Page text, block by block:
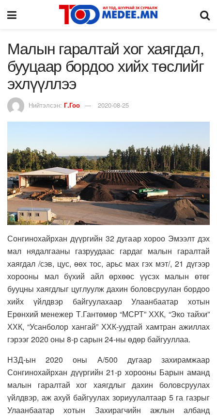
Малын гаралтай хог хаягдал,
бууцаар бордоо хийх төслийг
эхлүүллээ
Нийтэлсэн: Г.Гоо 2020-08-25
Сонгинохайрхан дүүргийн 32 дугаар хороо Эмээлт дэх
мал нядалгааны газруудаас гардаг малын гаралтай
хаягдал /сэв, цус, өөх тос, арьс мах гэх мэт/, 21 дүгээр
хорооны мал бүхий айл өрхөөс үүсэх малын өтөг
бууцны хаягдлыг цуглуулж дахин боловсруулан бордоо
хийх үйлдвэр байгуулахаар Улаанбаатар хотын
Ерөнхий менежер Т.Гантөмөр “МСРТ” ХХК, “Эко тайхи”
ХХК, “Усанболор хангай” ХХК-уудтай хамтран ажиллах
гэрээг 2020 оны 8-р сарын 24-ны өдөр байгууллаа.
НЗД-ын 2020 оны А/500 дугаар захирамжаар
Сонгинохайрхан дүүргийн 21-р хорооны Барын аманд
малын гаралтай хог хаягдлыг дахин боловсруулах
үйлдвэр, аж ахуй байгуулах зориуулалтаар 5 га газрыг
Улаанбаатар хотын Захирагчийн ажлын албанд